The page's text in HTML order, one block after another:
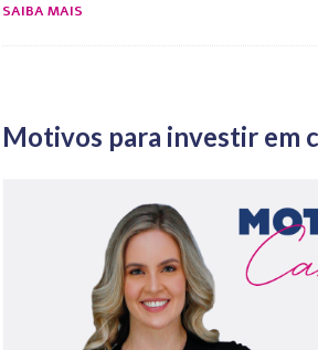
SAIBA MAIS
Motivos para investir em